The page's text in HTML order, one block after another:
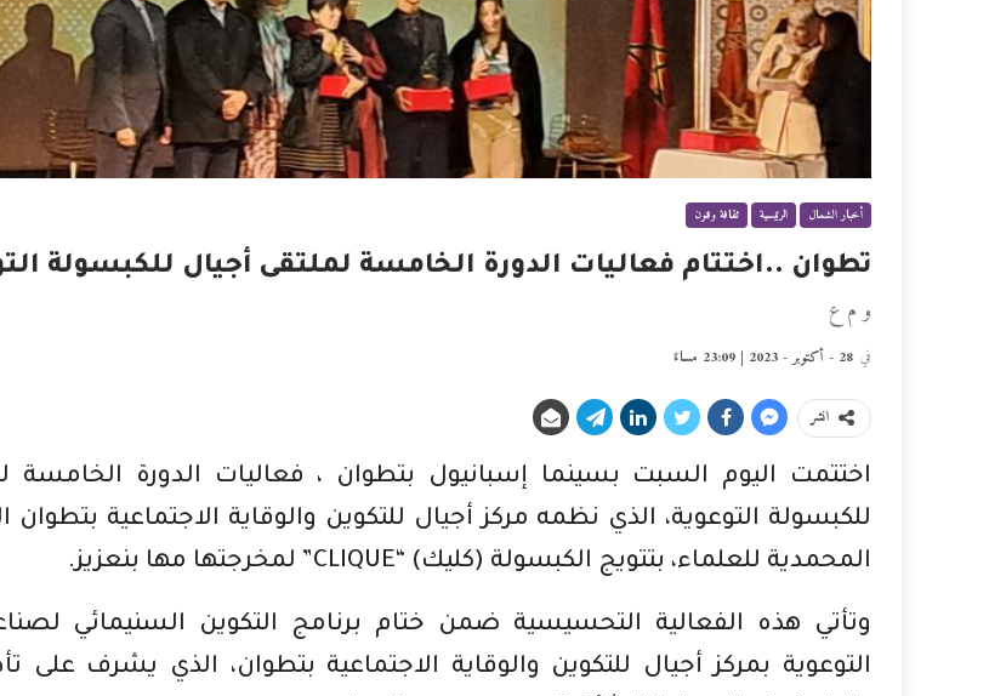
أخبار الشمال الرئيسية ثقافة وفنون
تطوان ..اختتام فعاليات الدورة الخامسة لملتقى أجيال للكبسولة
و م ع
في 28 - أكتوبر - 2023 | 23:09 مساءً
انشر
اختتمت اليوم السبت بسينما إسبانيول بتطوان ، فعاليات الدورة الخامسة
للكبسولة التوعوية، الذي نظمه مركز أجيال للتكوين والوقاية الاجتماعية بتطوان
المحمدية للعلماء، بتتويج الكبسولة (كليك) “CLIQUE” لمخرجتها مها بنعزيز.
وتأتي هذه الفعالية التحسيسية ضمن ختام برنامج التكوين السنيمائي
التوعوية بمركز أجيال للتكوين والوقاية الاجتماعية بتطوان، الذي يشرف على